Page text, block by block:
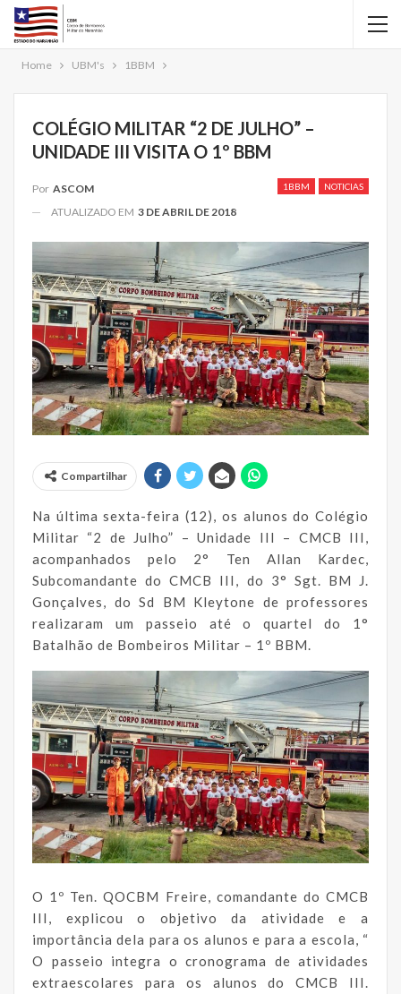
Home UBM's 1BBM
COLÉGIO MILITAR “2 DE JULHO” –
UNIDADE III VISITA O 1º BBM
1BBM NOTICIAS
Por ASCOM
ATUALIZADO EM 3 DE ABRIL DE 2018
Compartilhar
Na última sexta-feira (12), os alunos do Colégio
Militar “2 de Julho” – Unidade III – CMCB III,
acompanhados pelo 2° Ten Allan Kardec,
Subcomandante do CMCB III, do 3° Sgt. BM J.
Gonçalves, do Sd BM Kleytone de professores
realizaram um passeio até o quartel do 1°
Batalhão de Bombeiros Militar – 1º BBM.
O 1º Ten. QOCBM Freire, comandante do CMCB
III, explicou o objetivo da atividade e a
importância dela para os alunos e para a escola, “
O passeio integra o cronograma de atividades
extraescolares para os alunos do CMCB III.